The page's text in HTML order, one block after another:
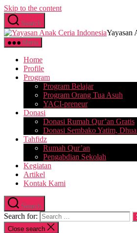
Skip to the content
Search
Yayasan
Menu
Home
Profile
Program
Program Belajar
Program Orang Tua Asuh
YACI-preneur
Donasi
Donasi Rumah Qur’an Gratis
Donasi Sembako Yatim,
Tahfidz
Rumah Qur’an
Pengabdian Sekolah
Kegiatan
Artikel
Kontak Kami
Search
Search for:
Close search